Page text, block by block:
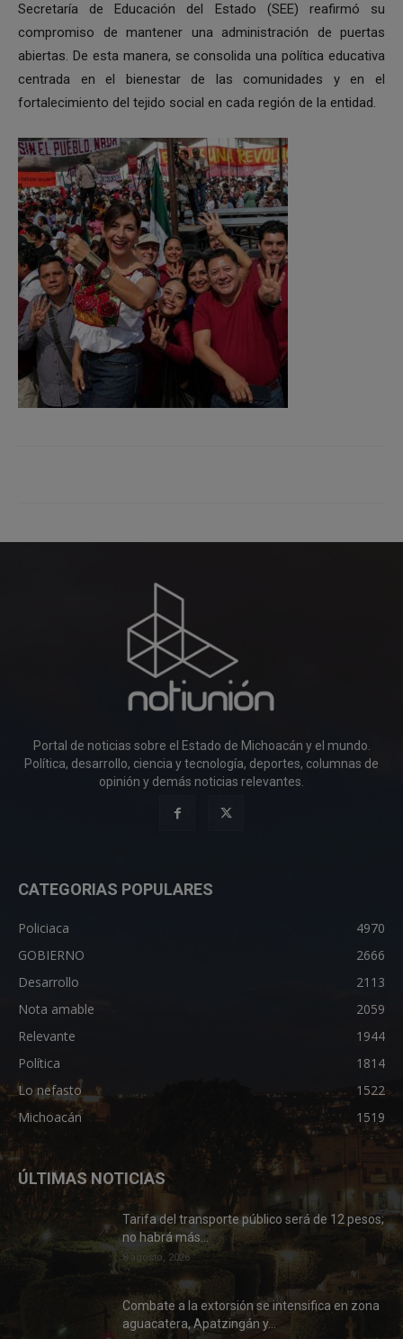
Secretaría de Educación del Estado (SEE) reafirmó su
compromiso de mantener una administración de puertas
abiertas. De esta manera, se consolida una política educativa
centrada en el bienestar de las comunidades y en el
fortalecimiento del tejido social en cada región de la entidad.
Portal de noticias sobre el Estado de Michoacán y el mundo.
Política, desarrollo, ciencia y tecnología, deportes, columnas de
opinión y demás noticias relevantes.
CATEGORIAS POPULARES
Policiaca
4970
GOBIERNO
2666
Desarrollo
2113
Nota amable
2059
Relevante
1944
Política
1814
Lo nefasto
1522
Michoacán
1519
ÚLTIMAS NOTICIAS
Tarifa del transporte público será de 12 pesos;
no habrá más...
8 agosto, 2026
Combate a la extorsión se intensifica en zona
aguacatera, Apatzingán y...